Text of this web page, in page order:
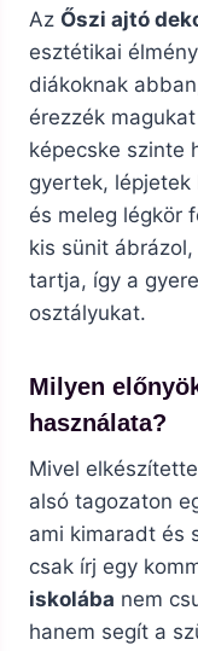
Az Őszi ajtó
esztétikai
diákoknak
érezzék
képecske szinte
gyertek,
és meleg légkör
kis sünit
tartja, így a
osztályukat.
Milyen
használata?
Mivel
alsó tagozaton
ami kimaradt és
csak írj egy
iskolába nem
hanem segít a